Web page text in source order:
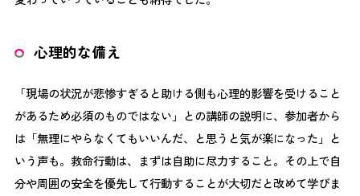
心理的な備え
「現場の状況が悲惨すぎると助ける側も心理的影響を受けること
があるため必須のものではない」との講師の説明に、参加者から
は「無理にやらなくてもいいんだ、と思うと気が楽になった」と
いう声も。救命行動は、まずは自助に尽力すること。その上で自
分や周囲の安全を優先して行動することが大切だと改めて学びま